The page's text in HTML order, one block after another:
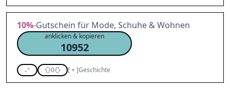
10%-Gutschein für Mode, Schuhe & Wohnen
anklicken & kopieren
10952
0 [+]Geschichte